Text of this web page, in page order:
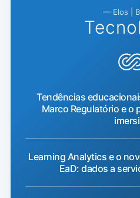
— Elos |
Tendências
Marco Regulatório e o
Learning Analytics e o
EaD: dados a